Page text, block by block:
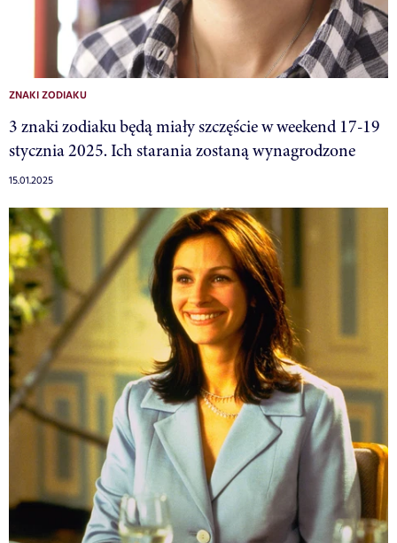
ZNAKI ZODIAKU
3 znaki zodiaku będą miały szczęście w weekend 17-19
stycznia 2025. Ich starania zostaną wynagrodzone
15.01.2025